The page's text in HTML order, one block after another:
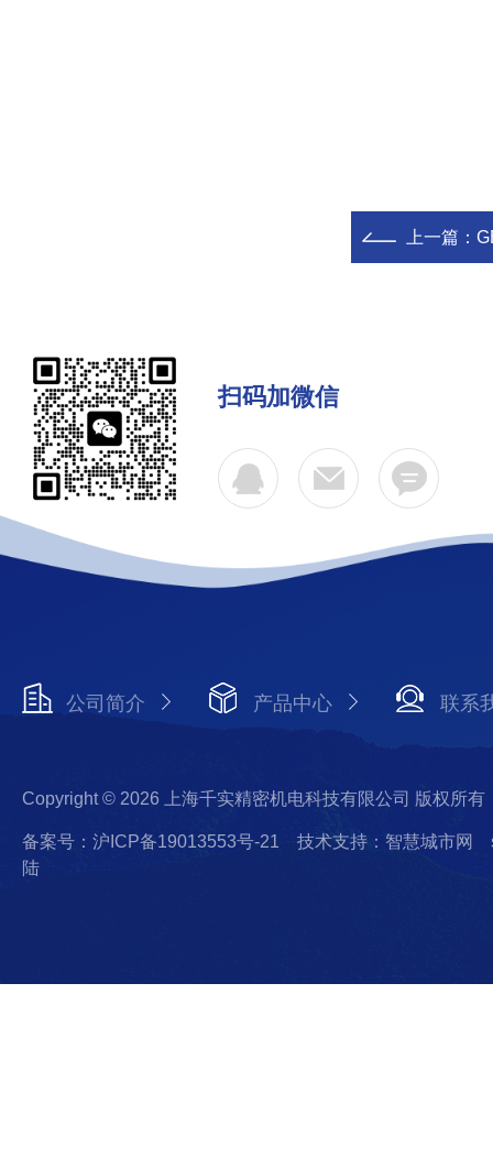
上一篇：
扫码加微信
公司简介 产品中心 联系
Copyright © 2026 上海千实精密机电科技有限公司 版权所有
备案号：沪ICP备19013553号-21 技术支持：智慧城市网
陆